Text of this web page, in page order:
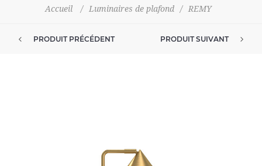
Accueil / Luminaires de plafond / REMY
PRODUIT PRÉCÉDENT PRODUIT SUIVANT